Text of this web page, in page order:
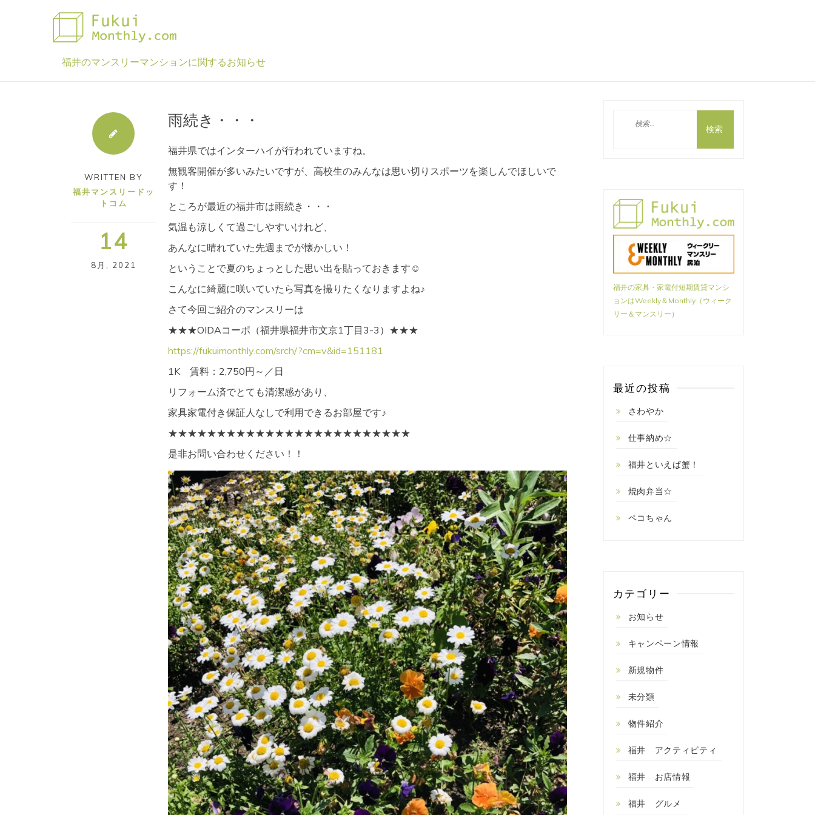
福井のマンスリーマンションに関するお知らせ
WRITTEN BY
福井マンスリードッ
トコム
14
8月 2021
雨続き・・・
福井県ではインターハイが行われていますね。
無観客開催が多いみたいですが、高校生のみんなは思い切りスポーツを楽しんでほしいで
す！
ところが最近の福井市は雨続き・・・
気温も涼しくて過ごしやすいけれど、
あんなに晴れていた先週までが懐かしい！
ということで夏のちょっとした思い出を貼っておきます☺
こんなに綺麗に咲いていたら写真を撮りたくなりますよね♪
さて今回ご紹介のマンスリーは
★★★OIDAコーポ（福井県福井市文京1丁目3-3）★★★
https://fukuimonthly.com/srch/?cm=v&id=151181
1K 賃料：2,750円～／日
リフォーム済でとても清潔感があり、
家具家電付き保証人なしで利用できるお部屋です♪
★★★★★★★★★★★★★★★★★★★★★★★★★
是非お問い合わせください！！
福井の家具・家電付短期賃貸マンシ
ョンはWeekly＆Monthly（ウィーク
リー＆マンスリー）
最近の投稿
さわやか
仕事納め☆
福井といえば蟹！
焼肉弁当☆
ペコちゃん
カテゴリー
お知らせ
キャンペーン情報
新規物件
未分類
物件紹介
福井 アクティビティ
福井 お店情報
福井 グルメ